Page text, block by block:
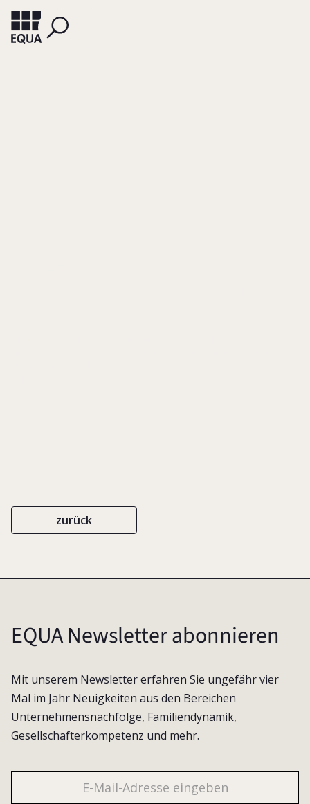
zurück
EQUA Newsletter abonnieren
Mit unserem Newsletter erfahren Sie ungefähr vier
Mal im Jahr Neuigkeiten aus den Bereichen
Unternehmensnachfolge, Familiendynamik,
Gesellschafterkompetenz und mehr.